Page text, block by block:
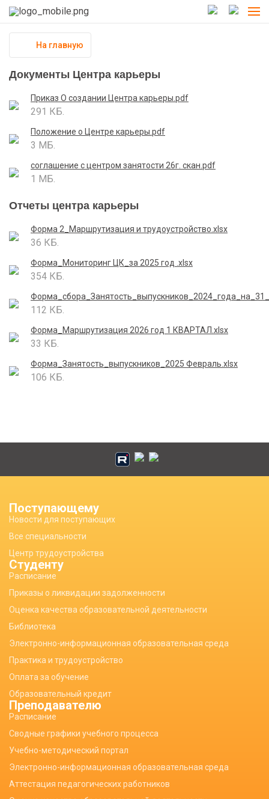
На главную
Документы Центра карьеры
Приказ О создании Центра карьеры.pdf
291 КБ.
Положение о Центре карьеры.pdf
3 МБ.
соглашение с центром занятости 26г. скан.pdf
1 МБ.
Отчеты центра карьеры
Форма 2_Маршрутизация и трудоустройство.xlsx
36 КБ.
Форма_Мониторинг ЦК_за 2025 год .xlsx
354 КБ.
112 КБ.
Форма_Маршрутизация 2026 год 1 КВАРТАЛ.xlsx
33 КБ.
Форма_Занятость_выпускников_2025 Февраль.xlsx
106 КБ.
Поступающему
Новости для поступающих
Все специальности
Центр трудоустройства
Студенту
Расписание
Приказы о ликвидации задолженности
Оценка качества образовательной деятельности
Библиотека
Электронно-информационная образовательная среда
Практика и трудоустройство
Оплата за обучение
Образовательный кредит
Преподавателю
Расписание
Сводные графики учебного процесса
Учебно-методический портал
Электронно-информационная образовательная среда
Аттестация педагогических работников